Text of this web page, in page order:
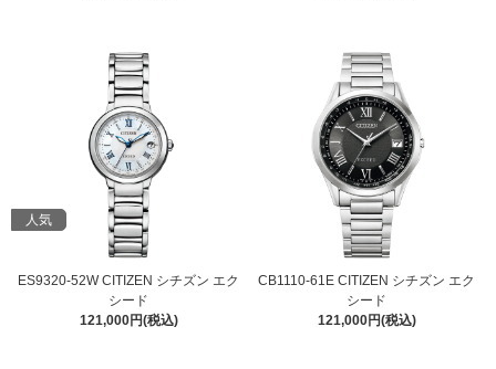
人気
ES9320-52W CITIZEN シチズン エク
シード
121,000円(税込)
CB1110-61E CITIZEN シチズン エク
シード
121,000円(税込)